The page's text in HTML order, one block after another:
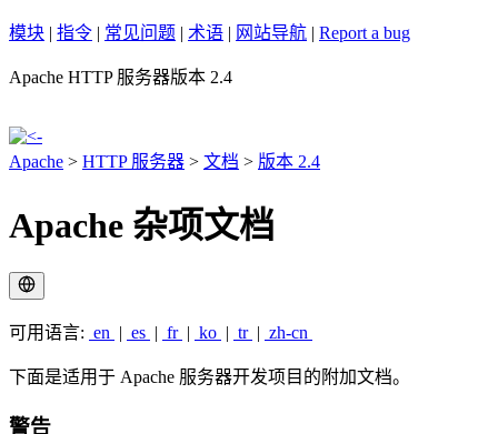
模块 | 指令 | 常见问题 | 术语 | 网站导航 | Report a bug
Apache HTTP 服务器版本 2.4
Apache > HTTP 服务器 > 文档 > 版本 2.4
Apache 杂项文档
可用语言: en | es | fr | ko | tr | zh-cn
下面是适用于 Apache 服务器开发项目的附加文档。
警告